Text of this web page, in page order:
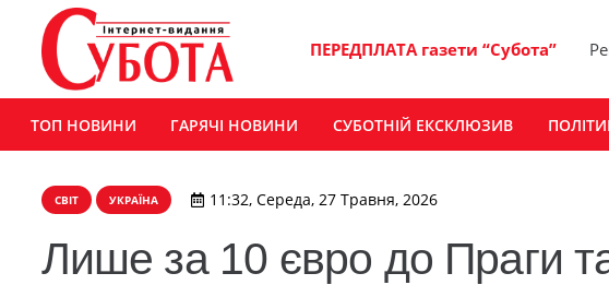
ПЕРЕДПЛАТА газети “Субота”
ТОП НОВИНИ ГАРЯЧІ НОВИНИ СУБОТНІЙ ЕКСКЛЮЗИВ
СВІТ УКРАЇНА 11:32, Середа, 27 Травня, 2026
Лише за 10 євро до Праги